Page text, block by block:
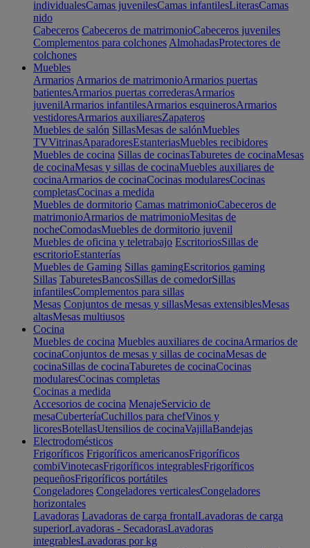
individualesCamas juvenilesCamas infantilesLiterasCamas
nido
Cabeceros Cabeceros de matrimonioCabeceros juveniles
Complementos para colchones AlmohadasProtectores de
colchones
Muebles
Armarios Armarios de matrimonioArmarios puertas
batientesArmarios puertas correderasArmarios
juvenilArmarios infantilesArmarios esquinerosArmarios
vestidoresArmarios auxiliaresZapateros
Muebles de salón SillasMesas de salónMuebles
TVVitrinasAparadoresEstanteriasMuebles recibidores
Muebles de cocina Sillas de cocinasTaburetes de cocinaMesas
de cocinaMesas y sillas de cocinaMuebles auxiliares de
cocinaArmarios de cocinaCocinas modularesCocinas
completasCocinas a medida
Muebles de dormitorio Camas matrimonioCabeceros de
matrimonioArmarios de matrimonioMesitas de
nocheComodasMuebles de dormitorio juvenil
Muebles de oficina y teletrabajo EscritoriosSillas de
escritorioEstanterías
Muebles de Gaming Sillas gamingEscritorios gaming
Sillas TaburetesBancosSillas de comedorSillas
infantilesComplementos para sillas
Mesas Conjuntos de mesas y sillasMesas extensiblesMesas
altasMesas multiusos
Cocina
Muebles de cocina Muebles auxiliares de cocinaArmarios de
cocinaConjuntos de mesas y sillas de cocinaMesas de
cocinaSillas de cocinaTaburetes de cocinaCocinas
modularesCocinas completas
Cocinas a medida
Accesorios de cocina MenajeServicio de
mesaCuberteríaCuchillos para chefVinos y
licoresBotellasUtensilios de cocinaVajillaBandejas
Electrodomésticos
Frigoríficos Frigoríficos americanosFrigoríficos
combiVinotecasFrigoríficos integrablesFrigoríficos
pequeñosFrigoríficos portátiles
Congeladores Congeladores verticalesCongeladores
horizontales
Lavadoras Lavadoras de carga frontalLavadoras de carga
superiorLavadoras - SecadorasLavadoras
integrablesLavadoras por kg